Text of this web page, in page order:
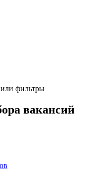
фильтры
вакансий